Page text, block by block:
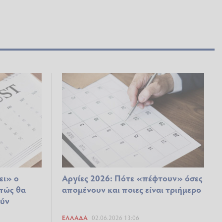
ο
θα
Αργίες 2026: Πότε «πέφτουν» όσες
απομένουν και ποιες είναι τριήμερο
ΕΛΛΆΔΑ 02.06.2026 13:06